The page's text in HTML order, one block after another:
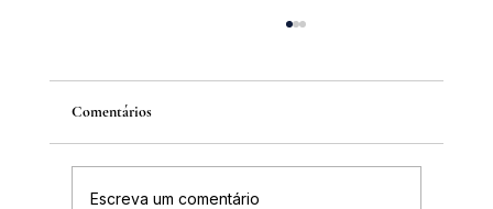
Comentários
Escreva um comentário